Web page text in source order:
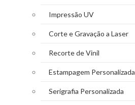
Impressão UV
Corte e Gravação a Laser
Recorte de Vinil
Estampagem Personalizada
Serigrafia Personalizada